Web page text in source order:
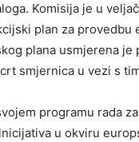
Komisija je u
plan za
plana usmjerena je
smjernica u vezi s
programu rada
u okviru